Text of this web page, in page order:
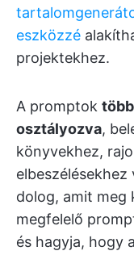
eszközzé
projektekhez.
A promptok
osztályozva,
könyvekhez,
dolog, amit meg
megfelelő
és hagyja, hogy